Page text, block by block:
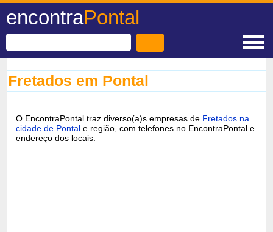
encontraPontal
Fretados em Pontal
O EncontraPontal traz diverso(a)s empresas de Fretados na
cidade de Pontal e região, com telefones no EncontraPontal e
endereço dos locais.